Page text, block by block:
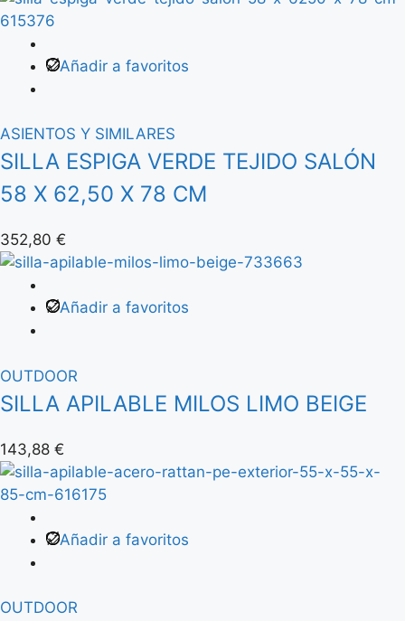
Añadir a favoritos
ASIENTOS Y SIMILARES
SILLA ESPIGA VERDE TEJIDO SALÓN
58 X 62,50 X 78 CM
352,80 €
Añadir a favoritos
OUTDOOR
SILLA APILABLE MILOS LIMO BEIGE
143,88 €
Añadir a favoritos
OUTDOOR